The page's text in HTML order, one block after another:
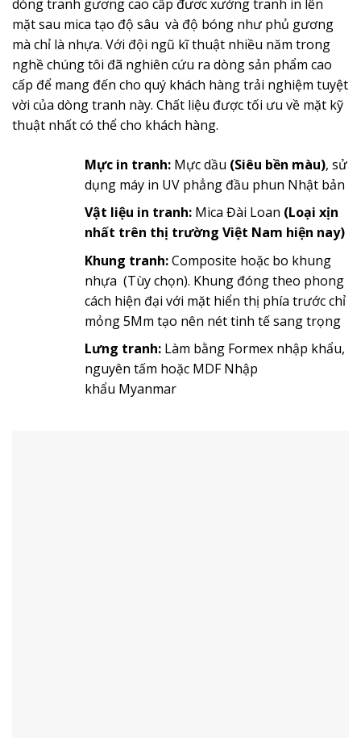
dòng tranh gương cao cấp đươc xưởng tranh in lên
mặt sau mica tạo độ sâu và độ bóng như phủ gương
mà chỉ là nhựa. Với đội ngũ kĩ thuật nhiều năm trong
nghề chúng tôi đã nghiên cứu ra dòng sản phẩm cao
cấp để mang đến cho quý khách hàng trải nghiệm tuyệt
vời của dòng tranh này. Chất liệu được tối ưu về mặt kỹ
thuật nhất có thể cho khách hàng.
Mực in tranh:Mực dầu (Siêu bền màu), sử
dụng máy in UV phẳng đầu phun Nhật bản
Vật liệu in tranh:Mica Đài Loan (Loại xịn
nhất trên thị trường Việt Nam hiện nay)
Khung tranh:Composite hoặc bo khung
nhựa (Tùy chọn). Khung đóng theo phong
cách hiện đại với mặt hiển thị phía trước chỉ
mỏng 5Mm tạo nên nét tinh tế sang trọng
Lưng tranh:Làm bằng Formex nhập khẩu,
nguyên tấm hoặc MDF Nhập
khẩu Myanmar